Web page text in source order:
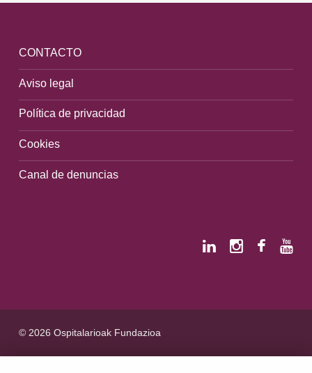
CONTACTO
Aviso legal
Política de privacidad
Cookies
Canal de denuncias
© 2026 Ospitalarioak Fundazioa